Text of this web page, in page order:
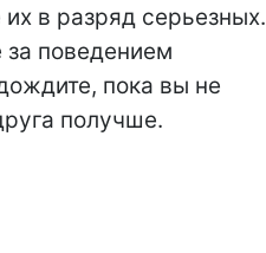
в разряд серьезных.
поведением
пока вы не
получше.